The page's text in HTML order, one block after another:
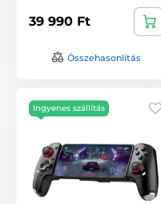
39 990 Ft
Összehasonlítás
Ingyenes szállítás